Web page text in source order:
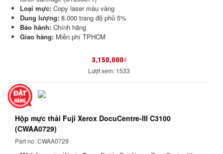
Loại mực: Copy laser màu vàng
Dung lượng: 8.000 trang độ phủ 5%
Bảo hành: Chính hãng
Giao hàng: Miễn phí TPHCM
3,150,000₫
Lượt xem: 1533
Hộp mực thải Fuji Xerox DocuCentre-III C3100
(CWAA0729)
Part no: CWAA0729